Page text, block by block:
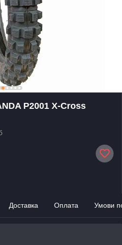
P2001 X-Cross
Доставка Оплата Умови